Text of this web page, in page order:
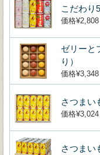
こだわり
価格¥2,808
ゼリーと
り）
価格¥3,348
さつまい
価格¥3,024
さつまい